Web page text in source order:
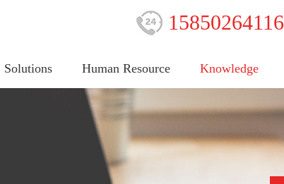
15850264116
Solutions Human Resource Knowledge